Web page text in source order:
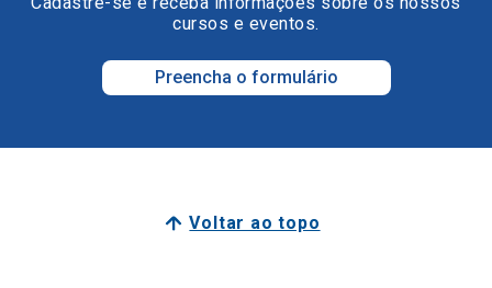
cursos e eventos.
Preencha o formulário
Voltar ao topo